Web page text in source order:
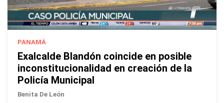
PANAMÁ
Exalcalde Blandón coincide en posible
inconstitucionalidad en creación de la
Policía Municipal
Benita De León